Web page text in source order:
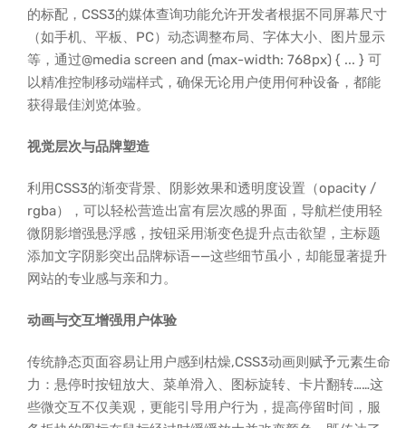
的标配，CSS3的媒体查询功能允许开发者根据不同屏幕尺寸
（如手机、平板、PC）动态调整布局、字体大小、图片显示
等，通过@media screen and (max-width: 768px) { ... } 可
以精准控制移动端样式，确保无论用户使用何种设备，都能
获得最佳浏览体验。
视觉层次与品牌塑造
利用CSS3的渐变背景、阴影效果和透明度设置（opacity /
rgba），可以轻松营造出富有层次感的界面，导航栏使用轻
微阴影增强悬浮感，按钮采用渐变色提升点击欲望，主标题
添加文字阴影突出品牌标语——这些细节虽小，却能显著提升
网站的专业感与亲和力。
动画与交互增强用户体验
传统静态页面容易让用户感到枯燥,CSS3动画则赋予元素生命
力：悬停时按钮放大、菜单滑入、图标旋转、卡片翻转……这
些微交互不仅美观，更能引导用户行为，提高停留时间，服